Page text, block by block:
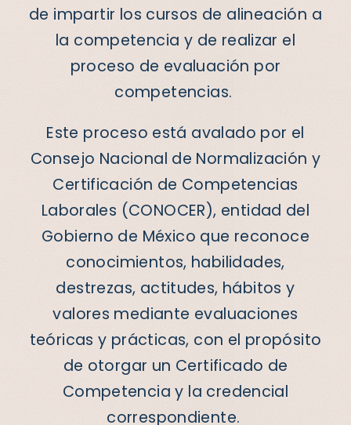
de impartir los cursos de alineación a
la competencia y de realizar el
proceso de evaluación por
competencias.
Este proceso está avalado por el
Consejo Nacional de Normalización y
Certificación de Competencias
Laborales (CONOCER), entidad del
Gobierno de México que reconoce
conocimientos, habilidades,
destrezas, actitudes, hábitos y
valores mediante evaluaciones
teóricas y prácticas, con el propósito
de otorgar un Certificado de
Competencia y la credencial
correspondiente.